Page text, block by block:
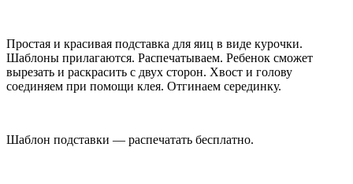
Простая и красивая подставка для яиц в виде курочки.
Шаблоны прилагаются. Распечатываем. Ребенок сможет
вырезать и раскрасить с двух сторон. Хвост и голову
соединяем при помощи клея. Отгинаем серединку.
Шаблон подставки — распечатать бесплатно.